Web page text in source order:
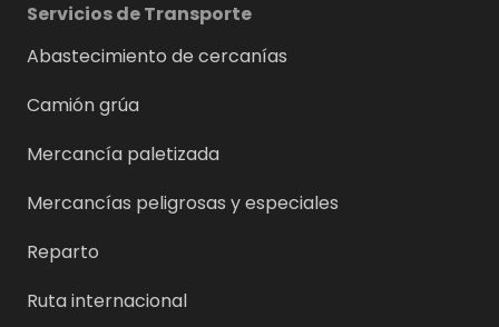
Servicios de Transporte
Abastecimiento de cercanías
Camión grúa
Mercancía paletizada
Mercancías peligrosas y especiales
Reparto
Ruta internacional